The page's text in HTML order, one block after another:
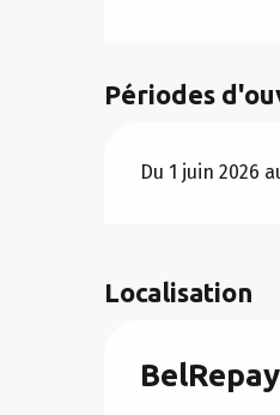
Périodes
Du 1 juin 2026
Localisation